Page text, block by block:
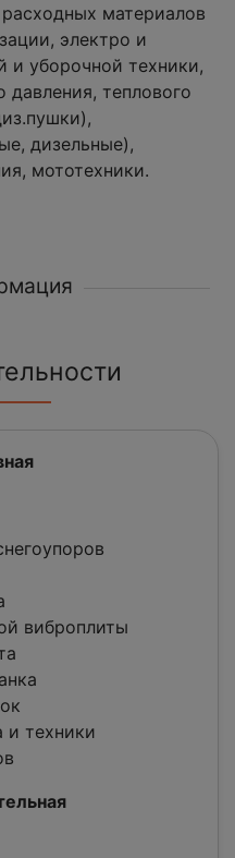
материалов
электро и
и уборочной техники,
давления, теплового
дизельные),
мототехники.
виброплиты
и техники